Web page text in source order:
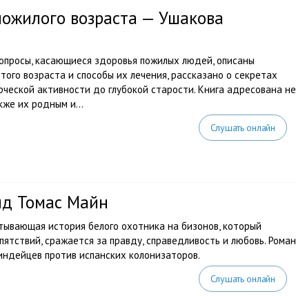
возраста — Ушакова
касающиеся здоровья пожилых людей, описаны
возраста и способы их лечения, рассказано о секретах
активности до глубокой старости. Книга адресована не
их родным и...
Слушать онлайн
Томас Майн
история белого охотника на бизонов, который
сражается за правду, справедливость и любовь. Роман
против испанских колонизаторов.
Слушать онлайн